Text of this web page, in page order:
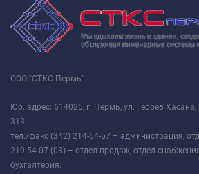
ООО "СТКС-Пермь"
Юр. адрес: 614025, г. Пермь, ул. Героев
313
тел./факс (342) 214-54-57 – администрация,
219-54-07 (08) – отдел продаж, отдел
бухгалтерия.